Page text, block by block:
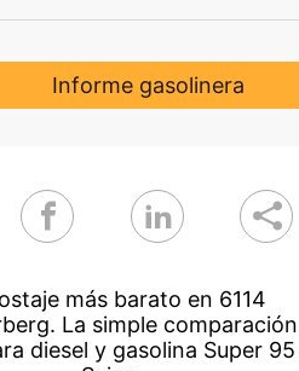
Informe gasolinera
más barato en 6114
La simple
diesel y gasolina Super 95